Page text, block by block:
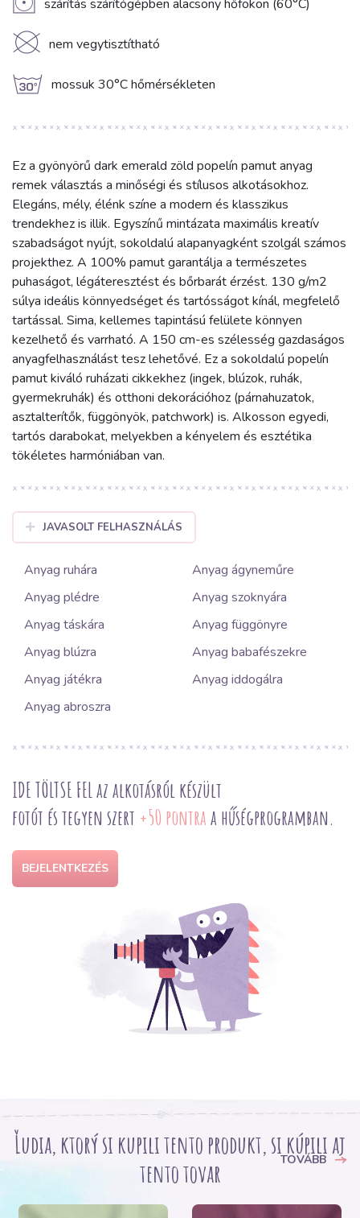
V szárítás szárítógépben alacsony hőfokon (60°C)
K nem vegytisztítható
g mossuk 30°C hőmérsékleten
Ez a gyönyörű dark emerald zöld popelín pamut anyag
remek választás a minőségi és stílusos alkotásokhoz.
Elegáns, mély, élénk színe a modern és klasszikus
trendekhez is illik. Egyszínű mintázata maximális kreatív
szabadságot nyújt, sokoldalú alapanyagként szolgál számos
projekthez. A 100% pamut garantálja a természetes
puhaságot, légáteresztést és bőrbarát érzést. 130 g/m2
súlya ideális könnyedséget és tartósságot kínál, megfelelő
tartással. Sima, kellemes tapintású felülete könnyen
kezelhető és varrható. A 150 cm-es szélesség gazdaságos
anyagfelhasználást tesz lehetővé. Ez a sokoldalú popelín
pamut kiváló ruházati cikkekhez (ingek, blúzok, ruhák,
gyermekruhák) és otthoni dekorációhoz (párnahuzatok,
asztalterítők, függönyök, patchwork) is. Alkosson egyedi,
tartós darabokat, melyekben a kényelem és esztétika
tökéletes harmóniában van.
JAVASOLT FELHASZNÁLÁS
Anyag ruhára
Anyag ágyneműre
Anyag plédre
Anyag szoknyára
Anyag táskára
Anyag függönyre
Anyag blúzra
Anyag babafészekre
Anyag játékra
Anyag iddogálra
Anyag abroszra
IDE TÖLTSE FEL az alkotásról készült
fotót és tegyen szert +50 pontraa hűségprogramban.
BEJELENTKEZÉS
Ľudia, ktorý si kupili tento produkt, si kúpili aj
tento tovar
TOVÁBB